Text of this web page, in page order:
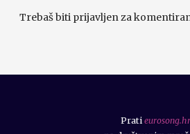
Trebaš biti prijavljen za
Prati eurosong.hr